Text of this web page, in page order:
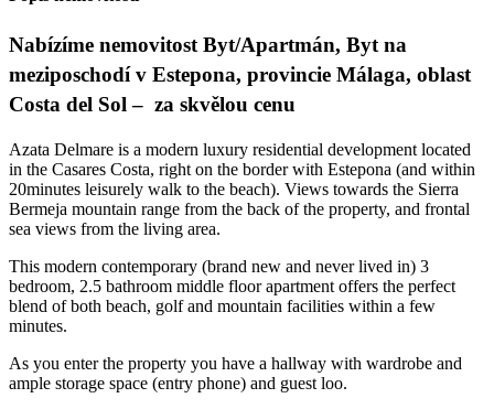
Nabízíme nemovitost Byt/Apartmán, Byt na
meziposchodí v Estepona, provincie Málaga, oblast
Costa del Sol – za skvělou cenu
Azata Delmare is a modern luxury residential development located
in the Casares Costa, right on the border with Estepona (and within
20minutes leisurely walk to the beach). Views towards the Sierra
Bermeja mountain range from the back of the property, and frontal
sea views from the living area.
This modern contemporary (brand new and never lived in) 3
bedroom, 2.5 bathroom middle floor apartment offers the perfect
blend of both beach, golf and mountain facilities within a few
minutes.
As you enter the property you have a hallway with wardrobe and
ample storage space (entry phone) and guest loo.